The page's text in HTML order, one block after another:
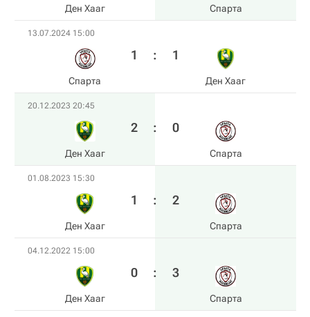
Ден Хааг Спарта
13.07.2024 15:00
Спарта
1 : 1
Ден Хааг
20.12.2023 20:45
Ден Хааг
2 : 0
Спарта
01.08.2023 15:30
Ден Хааг
1 : 2
Спарта
04.12.2022 15:00
Ден Хааг
0 : 3
Спарта